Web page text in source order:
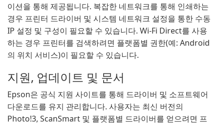
이션을 통해 제공됩니다. 복잡한 네트워크를 통해 인쇄하는
경우 프린터 드라이버 및 시스템 네트워크 설정을 통한 수동
IP 설정 및 구성이 필요할 수 있습니다. Wi-Fi Direct를 사용
하는 경우 프린터를 검색하려면 플랫폼별 권한(예: Android
의 위치 서비스)이 필요할 수 있습니다.
지원, 업데이트 및 문서
Epson은 공식 지원 사이트를 통해 드라이버 및 소프트웨어
다운로드를 유지 관리합니다. 사용자는 최신 버전의
Photo!3, ScanSmart 및 플랫폼별 드라이버를 얻으려면 프